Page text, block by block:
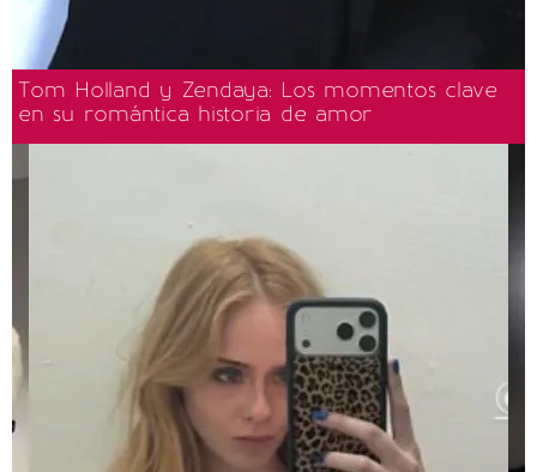
Tom Holland y Zendaya: Los momentos clave
en su romántica historia de amor